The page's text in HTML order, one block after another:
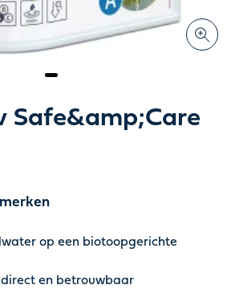
Safe&amp;Care
op een biotoopgerichte
en betrouwbaar